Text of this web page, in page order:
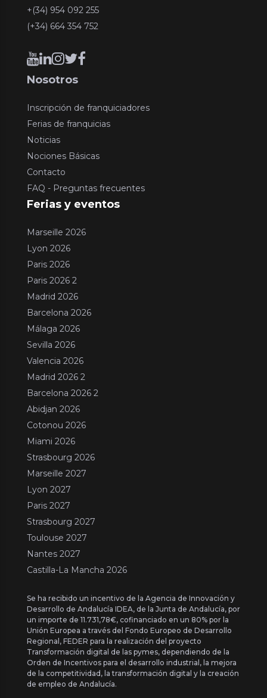
+(34) 954 092 255
(+34) 664 354 752
Nosotros
Inscripción de franquiciadores
Ferias de franquicias
Noticias
Nociones Básicas
Contacto
FAQ - Preguntas frecuentes
Ferias y eventos
Marseille 2026
Lyon 2026
Paris 2026
Paris 2026 2
Madrid 2026
Barcelona 2026
Málaga 2026
Sevilla 2026
Valencia 2026
Madrid 2026 2
Barcelona 2026 2
Abidjan 2026
Cotonou 2026
Miami 2026
Strasbourg 2026
Marseille 2027
Lyon 2027
Paris 2027
Strasbourg 2027
Toulouse 2027
Nantes 2027
Castilla-La Mancha 2026
Se ha recibido un incentivo de la Agencia de Innovación y
Desarrollo de Andalucía IDEA, de la Junta de Andalucía, por
un importe de 11.731,78€, cofinanciado en un 80% por la
Unión Europea a través del Fondo Europeo de Desarrollo
Regional, FEDER para la realización del proyecto
Transformación digital de las pymes, dependiendo de la
Orden de Incentivos para el desarrollo industrial, la mejora
de la competitividad, la transformación digital y la creación
de empleo de Andalucía.